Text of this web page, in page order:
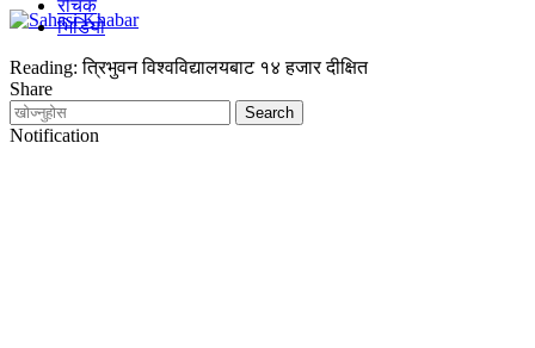
रोचक
भिडियो
Reading: त्रिभुवन विश्वविद्यालयबाट १४ हजार दीक्षित
Share
Notification